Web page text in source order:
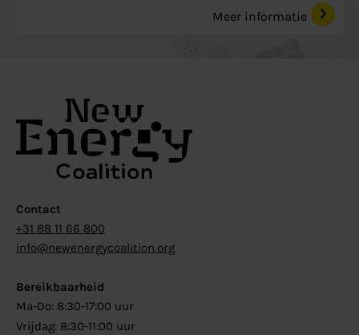
Meer informatie
Contact
+31 88 11 66 800
info@newenergycoalition.org
Bereikbaarheid
Ma-Do: 8:30-17:00 uur
Vrijdag: 8:30-11:00 uur